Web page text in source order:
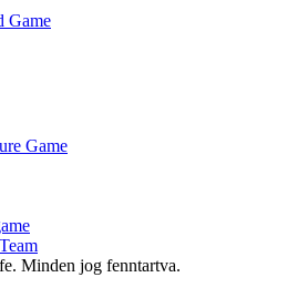
Game
Game
Minden jog fenntartva.